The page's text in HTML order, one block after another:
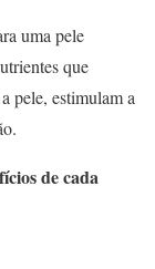
uma pele
que
pele, estimulam a
de cada